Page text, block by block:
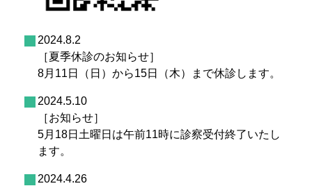
2024.8.2
［夏季休診のお知らせ］
8月11日（日）から15日（木）まで休診します。
2024.5.10
［お知らせ］
5月18日土曜日は午前11時に診察受付終了いたし
ます。
2024.4.26